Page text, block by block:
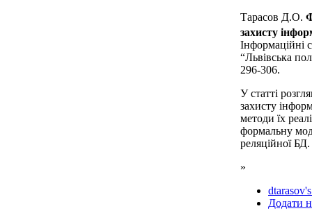
Тарасов Д.О.
захисту
Інформаційні
“Львівська
296-306.
У статті
захисту
методи їх
формальну
реляційної БД.
»
Додати